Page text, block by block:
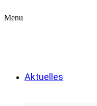
Menu
Aktuelles